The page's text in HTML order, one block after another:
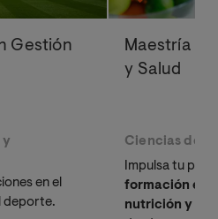
Gestión
y
en el
deporte.
Maestría
y Salud
Ciencias de
Impulsa tu
formación
nutrición y